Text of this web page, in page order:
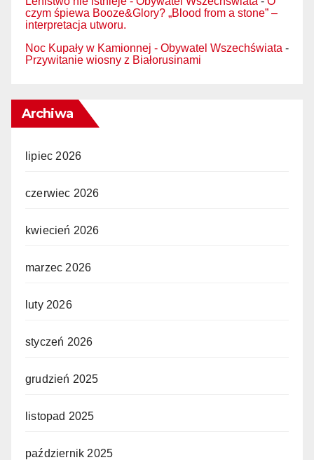
czym śpiewa Booze&Glory? „Blood from a stone” –
interpretacja utworu.
Noc Kupały w Kamionnej - Obywatel Wszechświata -
Przywitanie wiosny z Białorusinami
Archiwa
lipiec 2026
czerwiec 2026
kwiecień 2026
marzec 2026
luty 2026
styczeń 2026
grudzień 2025
listopad 2025
październik 2025